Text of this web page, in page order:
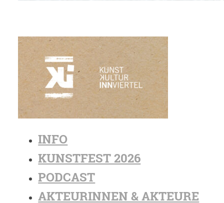
INFO
KUNSTFEST 2026
PODCAST
AKTEURINNEN & AKTEURE